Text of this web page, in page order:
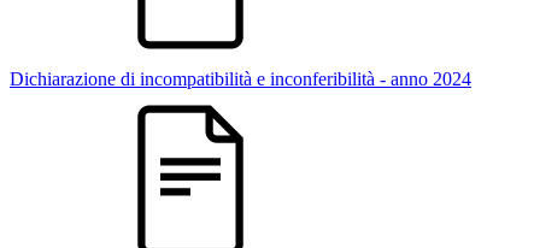
Dichiarazione di incompatibilità e inconferibilità - anno 2024